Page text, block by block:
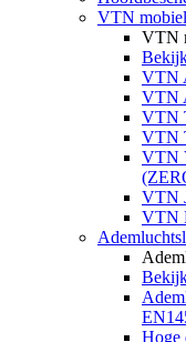
VTN
VTN
VTN
VTN
VTN
VTN
VTN
VTN
VTN
Hoge